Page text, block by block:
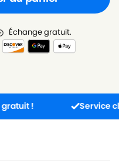
Échange gratuit.
! Service